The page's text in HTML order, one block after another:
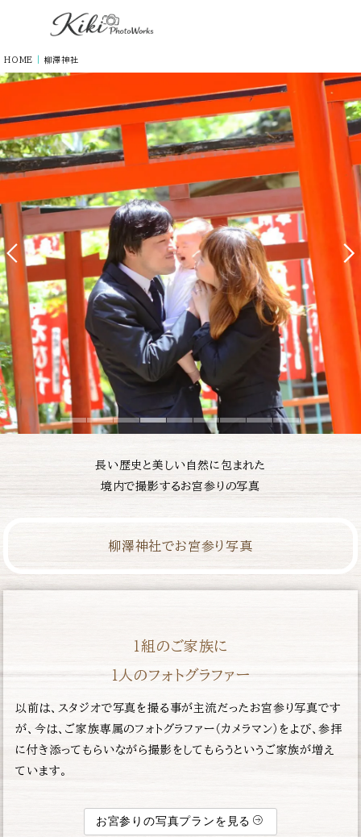
HOME 柳澤神社
長い歴史と美しい自然に包まれた
境内で撮影するお宮参りの写真
柳澤神社でお宮参り写真
１組のご家族に
１人のフォトグラファー
以前は、スタジオで写真を撮る事が主流だったお宮参り写真です
が、今は、ご家族専属のフォトグラファー（カメラマン）をよび、参拝
に付き添ってもらいながら撮影をしてもらうというご家族が増え
ています。
お宮参りの写真プランを見る